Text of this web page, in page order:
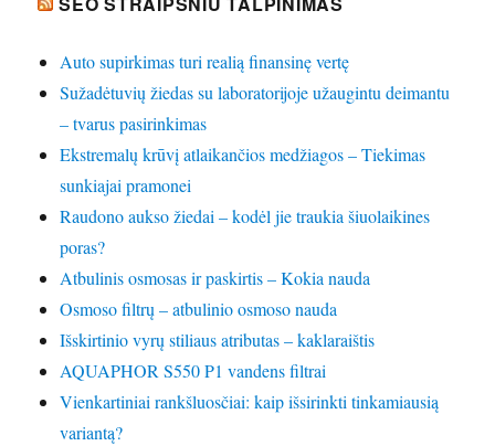
Auto supirkimas turi realią finansinę vertę
Sužadėtuvių žiedas su laboratorijoje užaugintu deimantu
– tvarus pasirinkimas
Ekstremalų krūvį atlaikančios medžiagos – Tiekimas
sunkiajai pramonei
Raudono aukso žiedai – kodėl jie traukia šiuolaikines
poras?
Atbulinis osmosas ir paskirtis – Kokia nauda
Osmoso filtrų – atbulinio osmoso nauda
Išskirtinio vyrų stiliaus atributas – kaklaraištis
AQUAPHOR S550 P1 vandens filtrai
Vienkartiniai rankšluosčiai: kaip išsirinkti tinkamiausią
variantą?